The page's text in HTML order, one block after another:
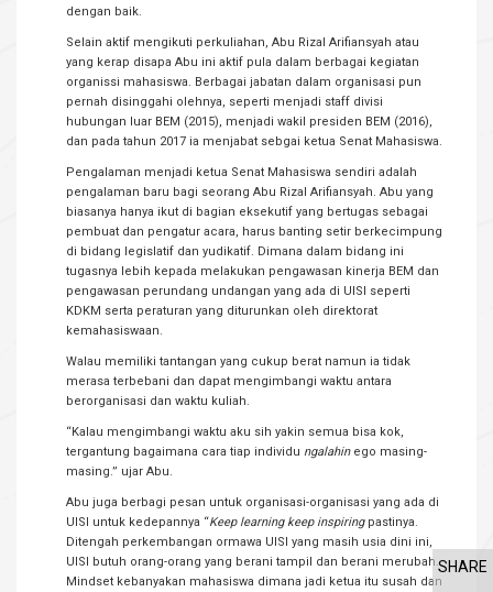
SHARE
dengan baik.
Selain aktif mengikuti perkuliahan, Abu Rizal Arifiansyah atau
yang kerap disapa Abu ini aktif pula dalam berbagai kegiatan
organissi mahasiswa. Berbagai jabatan dalam organisasi pun
pernah disinggahi olehnya, seperti menjadi staff divisi
hubungan luar BEM (2015), menjadi wakil presiden BEM (2016),
dan pada tahun 2017 ia menjabat sebgai ketua Senat Mahasiswa.
Pengalaman menjadi ketua Senat Mahasiswa sendiri adalah
pengalaman baru bagi seorang Abu Rizal Arifiansyah. Abu yang
biasanya hanya ikut di bagian eksekutif yang bertugas sebagai
pembuat dan pengatur acara, harus banting setir berkecimpung
di bidang legislatif dan yudikatif. Dimana dalam bidang ini
tugasnya lebih kepada melakukan pengawasan kinerja BEM dan
pengawasan perundang undangan yang ada di UISI seperti
KDKM serta peraturan yang diturunkan oleh direktorat
kemahasiswaan.
Walau memiliki tantangan yang cukup berat namun ia tidak
merasa terbebani dan dapat mengimbangi waktu antara
berorganisasi dan waktu kuliah.
“Kalau mengimbangi waktu aku sih yakin semua bisa kok,
tergantung bagaimana cara tiap individu ngalahin ego masing-
masing.” ujar Abu.
Abu juga berbagi pesan untuk organisasi-organisasi yang ada di
UISI untuk kedepannya “Keep learning keep inspiringpastinya.
Ditengah perkembangan ormawa UISI yang masih usia dini ini,
UISI butuh orang-orang yang berani tampil dan berani merubah.
Mindset kebanyakan mahasiswa dimana jadi ketua itu susah dan